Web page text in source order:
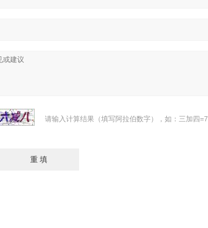
请输入计算结果（填写阿拉伯数字），如：三加四=7